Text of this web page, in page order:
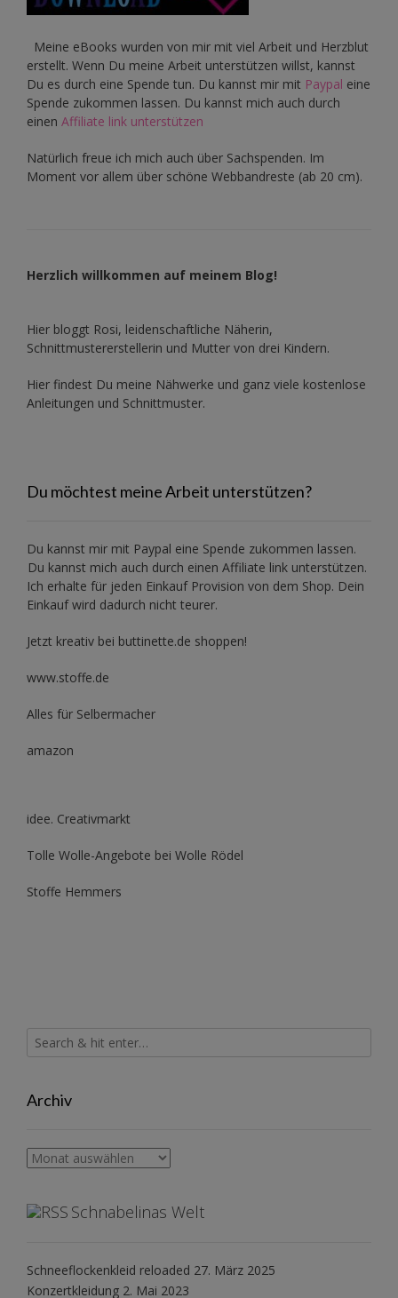
Meine eBooks wurden von mir mit viel Arbeit und Herzblut
erstellt. Wenn Du meine Arbeit unterstützen willst, kannst
Du es durch eine Spende tun. Du kannst mir mit Paypal eine
Spende zukommen lassen. Du kannst mich auch durch
einen Affiliate link unterstützen
Natürlich freue ich mich auch über Sachspenden. Im
Moment vor allem über schöne Webbandreste (ab 20 cm).
Herzlich willkommen auf meinem Blog!
Hier bloggt Rosi, leidenschaftliche Näherin,
Schnittmustererstellerin und Mutter von drei Kindern.
Hier findest Du meine Nähwerke und ganz viele kostenlose
Anleitungen und Schnittmuster.
Du möchtest meine Arbeit unterstützen?
Du kannst mir mit Paypal eine Spende zukommen lassen.
Du kannst mich auch durch einen Affiliate link unterstützen.
Ich erhalte für jeden Einkauf Provision von dem Shop. Dein
Einkauf wird dadurch nicht teurer.
Jetzt kreativ bei buttinette.de shoppen!
www.stoffe.de
Alles für Selbermacher
amazon
idee. Creativmarkt
Tolle Wolle-Angebote bei Wolle Rödel
Stoffe Hemmers
Archiv
Archiv
Schnabelinas Welt
Schneeflockenkleid reloaded 27. März 2025
Konzertkleidung 2. Mai 2023